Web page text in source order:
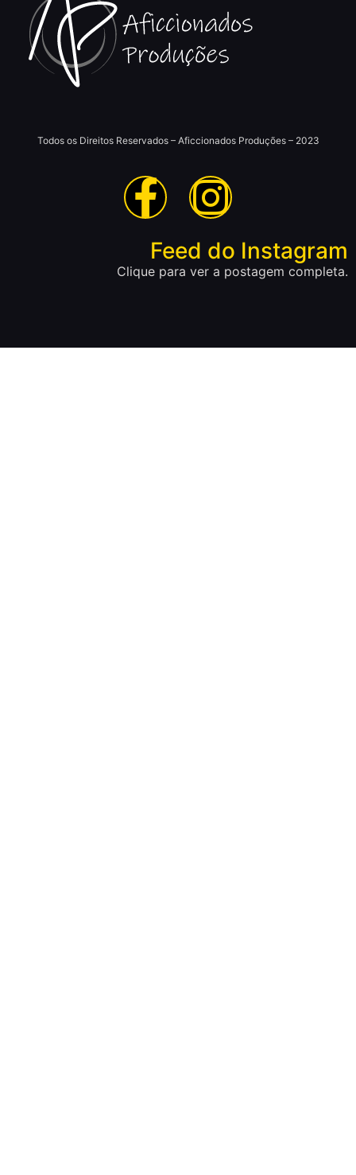
Todos os Direitos Reservados – Aficcionados Produções – 2023
Feed do Instagram
Clique para ver a postagem completa.